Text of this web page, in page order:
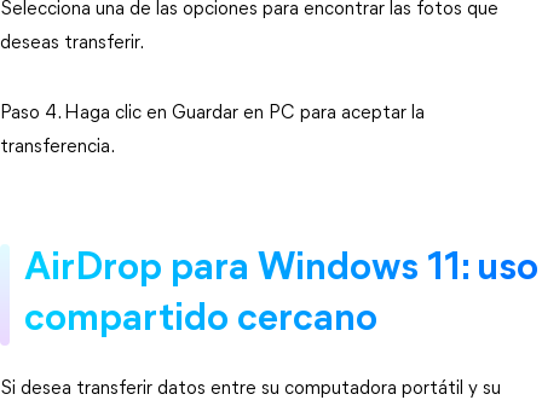
Selecciona una de las opciones para encontrar las fotos que
deseas transferir.
Paso 4. Haga clic en Guardar en PC para aceptar la
transferencia.
AirDrop para Windows 11: uso
compartido cercano
Si desea transferir datos entre su computadora portátil y su